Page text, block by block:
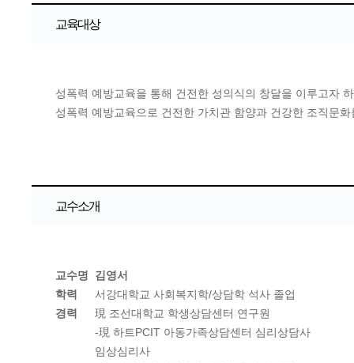
교육대상
성폭력 예방교육을 통해 건전한 성의식의 창달을 이루고자
성폭력 예방교육으로 건전한 가치관 함양과 건강한 조직문
교수소개
교수명
김영서
학력
서강대학교 사회복지학/상담학 석사 졸업
경력
現 조선대학교 학생상담센터 연구원
-現 하트PCIT 아동가족상담센터 심리상담사
임상심리사